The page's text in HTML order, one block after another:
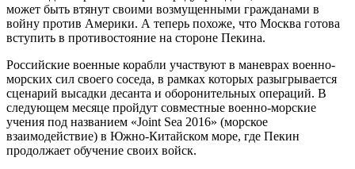
может быть втянут своими возмущенными гражданами в
войну против Америки. А теперь похоже, что Москва готова
вступить в противостояние на стороне Пекина.
Российские военные корабли участвуют в маневрах военно-
морских сил своего соседа, в рамках которых разыгрывается
сценарий высадки десанта и оборонительных операций. В
следующем месяце пройдут совместные военно-морские
учения под названием «Joint Sea 2016» (морское
взаимодействие) в Южно-Китайском море, где Пекин
продолжает обучение своих войск.